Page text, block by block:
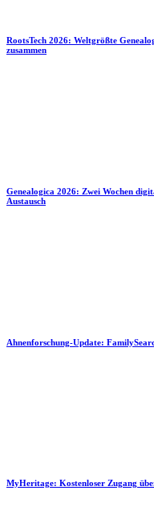
RootsTech 2026: Weltgrößte
zusammen
Genealogica 2026: Zwei Wochen
Austausch
Ahnenforschung-Update:
MyHeritage: Kostenloser Zugang